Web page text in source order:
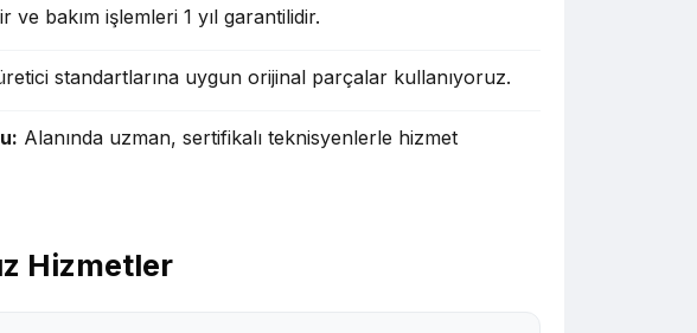
ve bakım işlemleri 1 yıl garantilidir.
standartlarına uygun orijinal parçalar kullanıyoruz.
Alanında uzman, sertifikalı teknisyenlerle hizmet
Hizmetler